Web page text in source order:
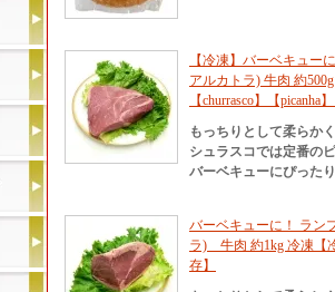
【冷凍】バーベキュー
アルカトラ) 牛肉 約500g
【churrasco】【picanha
もっちりとして柔らか
シュラスコでは定番の
バーベキューにぴった
バーベキューに！ ラン
ラ) 牛肉 約1kg 冷凍【
存】